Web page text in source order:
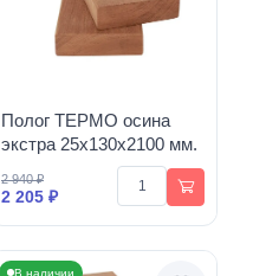
Полог ТЕРМО осина
экстра 25х130х2100 мм.
2 940 ₽
2 205 ₽
В наличии